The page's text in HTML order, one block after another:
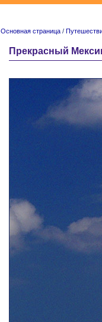
Основная страница /
Прекрасный